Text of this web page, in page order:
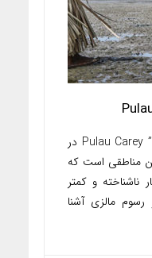
توریست مالزی – جزیره “کری” Pulau Carey در
مناطقی است که
و کمتر
مالزی آشنا